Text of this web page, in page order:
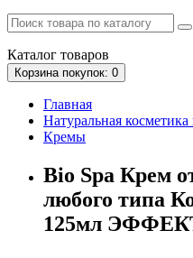
Каталог товаров
Корзинапокупок: 0
Главная
Натуральная косметика
Кремы
Bio Spa Крем
любого типа
125мл